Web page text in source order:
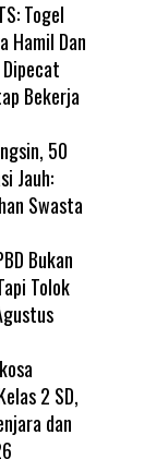
Togel
Hamil Dan
Bekerja
50
Jauh:
Swasta
Bukan
Tolok
2 SD,
dan